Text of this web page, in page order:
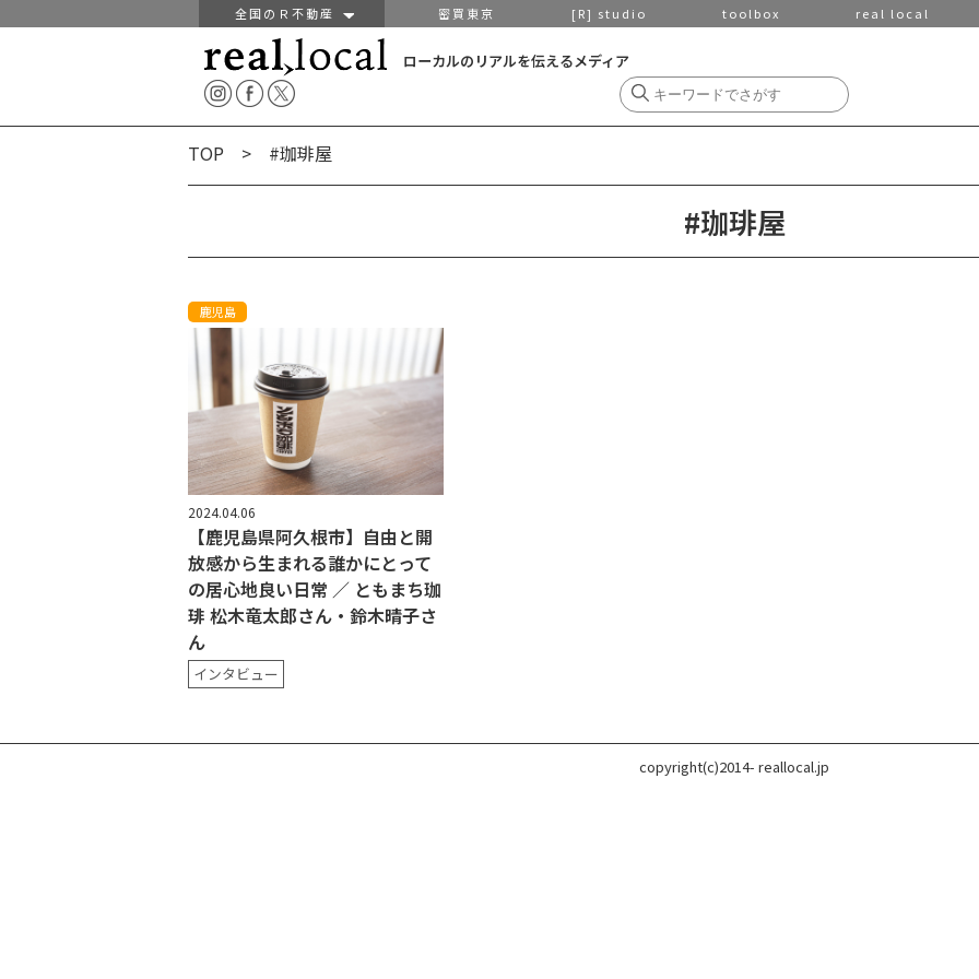
全国のＲ不動産 密買東京 [R] studio toolbox real local
ローカルのリアルを伝えるメディア
TOP > #珈琲屋
#珈琲屋
鹿児島
2024.04.06
【鹿児島県阿久根市】自由と開
放感から生まれる誰かにとって
の居心地良い日常 ／ ともまち珈
琲 松木竜太郎さん・鈴木晴子さ
ん
インタビュー
copyright(c)2014- reallocal.jp